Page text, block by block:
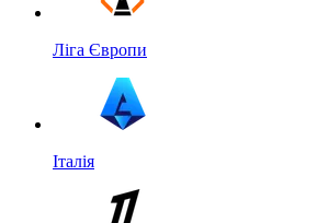
Ліга Європи
Італія